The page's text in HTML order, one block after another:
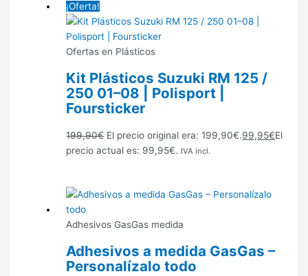
¡Oferta!
Ofertas en Plásticos
Kit Plásticos Suzuki RM 125 /
250 01–08 | Polisport |
Foursticker
199,90€ El precio original era: 199,90€.99,95€El
precio actual es: 99,95€. IVA incl.
Adhesivos GasGas medida
Adhesivos a medida GasGas –
Personalízalo todo